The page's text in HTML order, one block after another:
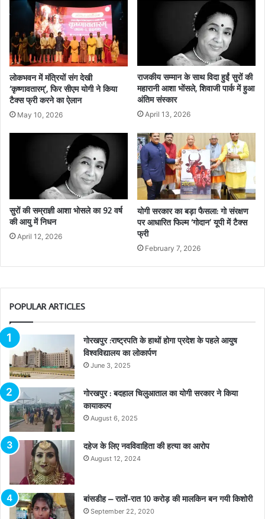
लोकभवन में मंत्रियों संग देखी
‘कृष्णावतारम्’, फिर सीएम योगी ने किया
टैक्स फ्री करने का ऐलान
May 10, 2026
राजकीय सम्मान के साथ विदा हुईं सुरों की
महारानी आशा भोंसले, शिवाजी पार्क में हुआ
अंतिम संस्कार
April 13, 2026
सुरों की सम्राज्ञी आशा भोसले का 92 वर्ष
की आयु में निधन
April 12, 2026
योगी सरकार का बड़ा फैसला: गो संरक्षण
पर आधारित फिल्म ‘गोदान’ यूपी में टैक्स
फ्री
February 7, 2026
POPULAR ARTICLES
गोरखपुर :राष्ट्रपति के हाथों होगा प्रदेश के पहले आयुष
विश्वविद्यालय का लोकार्पण
June 3, 2025
गोरखपुर : बदहाल चिलुआताल का योगी सरकार ने किया
कायाकल्प
August 6, 2025
दहेज के लिए नवविवाहिता की हत्या का आरोप
August 12, 2024
बांसडीह – रातों-रात 10 करोड़ की मालकिन बन गयी किशोरी
September 22, 2020